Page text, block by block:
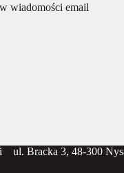
wiadomości email
ul. Bracka 3, 48-300